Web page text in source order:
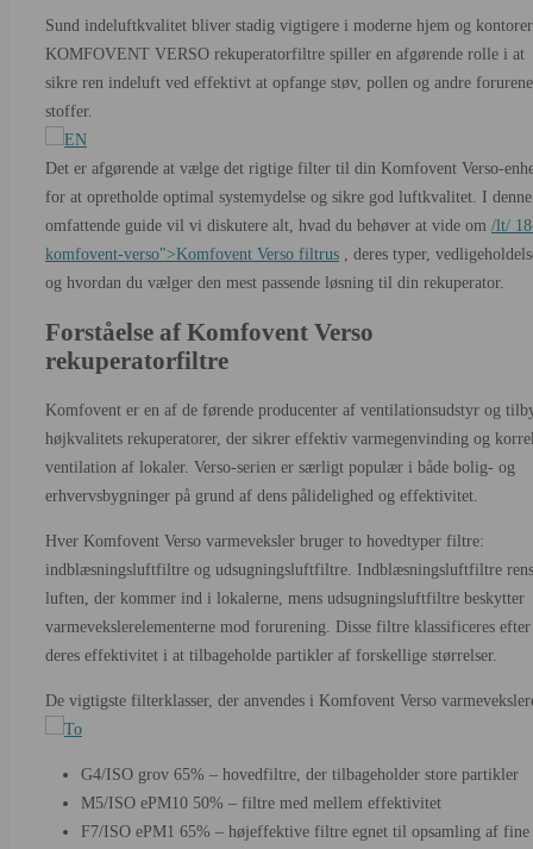
Sund indeluftkvalitet bliver stadig vigtigere i moderne hjem og
KOMFOVENT VERSO rekuperatorfiltre spiller en afgørende rolle i at
sikre ren indeluft ved effektivt at opfange støv, pollen og andre
stoffer.
Det er afgørende at vælge det rigtige filter til din Komfovent Verso-
for at opretholde optimal systemydelse og sikre god luftkvalitet. I denne
omfattende guide vil vi diskutere alt, hvad du behøver at vide om /lt/
komfovent-verso">Komfovent Verso filtrus , deres typer,
og hvordan du vælger den mest passende løsning til din rekuperator.
Forståelse af Komfovent Verso
rekuperatorfiltre
Komfovent er en af de førende producenter af ventilationsudstyr og
højkvalitets rekuperatorer, der sikrer effektiv varmegenvinding og
ventilation af lokaler. Verso-serien er særligt populær i både bolig- og
erhvervsbygninger på grund af dens pålidelighed og effektivitet.
Hver Komfovent Verso varmeveksler bruger to hovedtyper filtre:
indblæsningsluftfiltre og udsugningsluftfiltre. Indblæsningsluftfiltre
luften, der kommer ind i lokalerne, mens udsugningsluftfiltre beskytter
varmevekslerelementerne mod forurening. Disse filtre klassificeres efter
deres effektivitet i at tilbageholde partikler af forskellige størrelser.
De vigtigste filterklasser, der anvendes i Komfovent Verso
G4/ISO grov 65% – hovedfiltre, der tilbageholder store partikler
M5/ISO ePM10 50% – filtre med mellem effektivitet
F7/ISO ePM1 65% – højeffektive filtre egnet til opsamling af fine